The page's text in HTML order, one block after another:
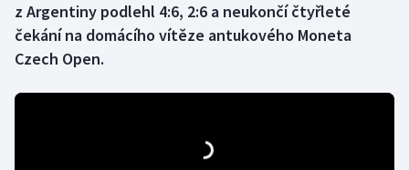
Curling
z Argentiny podlehl 4:6, 2:6 a neukončí čtyřleté
čekání na domácího vítěze antukového Moneta
Czech Open.